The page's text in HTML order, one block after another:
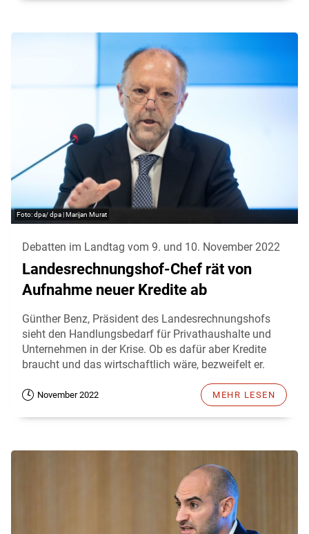
dpa/ dpa | Marijan Murat
Debatten im Landtag vom 9. und 10. November 2022
Landesrechnungshof-Chef rät von
Aufnahme neuer Kredite ab
Günther Benz, Präsident des Landesrechnungshofs
sieht den Handlungsbedarf für Privathaushalte und
Unternehmen in der Krise. Ob es dafür aber Kredite
braucht und das wirtschaftlich wäre, bezweifelt er.
November 2022 MEHR LESEN